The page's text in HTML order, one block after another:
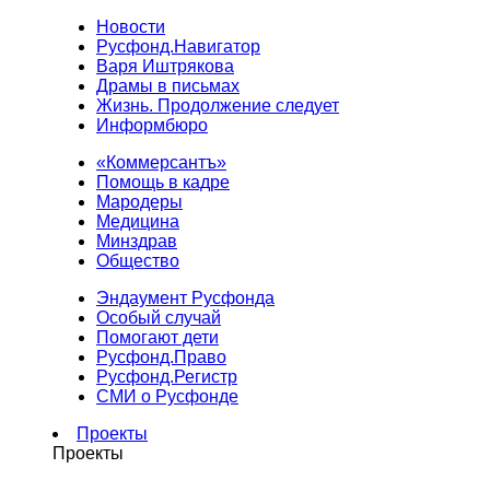
Новости
Русфонд.Навигатор
Варя Иштрякова
Драмы в письмах
Жизнь. Продолжение следует
Информбюро
«Коммерсантъ»
Помощь в кадре
Мародеры
Медицина
Минздрав
Общество
Эндаумент Русфонда
Особый случай
Помогают дети
Русфонд.Право
Русфонд.Регистр
СМИ о Русфонде
Проекты
Проекты